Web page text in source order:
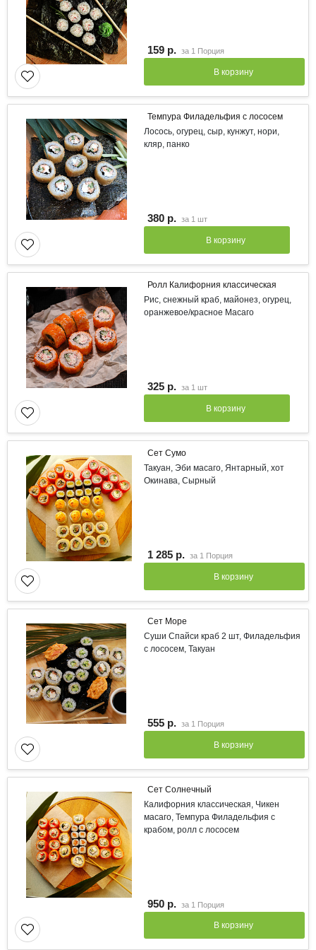
159 р. за 1 Порция
В корзину
Темпура Филадельфия с лососем
Лосось, огурец, сыр, кунжут, нори,
кляр, панко
380 р. за 1 шт
В корзину
Ролл Калифорния классическая
Рис, снежный краб, майонез, огурец,
оранжевое/красное Масаго
325 р. за 1 шт
В корзину
Сет Сумо
Такуан, Эби масаго, Янтарный, хот
Окинава, Сырный
1 285 р. за 1 Порция
В корзину
Сет Море
Суши Спайси краб 2 шт, Филадельфия
с лососем, Такуан
555 р. за 1 Порция
В корзину
Сет Солнечный
Калифорния классическая, Чикен
масаго, Темпура Филадельфия с
крабом, ролл с лососем
950 р. за 1 Порция
В корзину